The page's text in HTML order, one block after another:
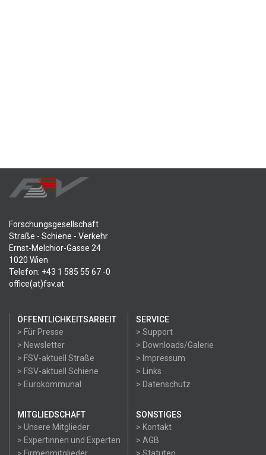
Forschungsgesellschaft
Straße - Schiene - Verkehr
Ernst-Melchior-Gasse 24
1020 Wien
Telefon: +43 1 585 55 67 -0
office(at)fsv.at
ÖFFENTLICHKEITSARBEIT
> Für Presse
> Newsletter
> FSV-aktuell Straße
> FSV-aktuell Schiene
> Eurokommunal
SERVICE
> Support
> Downloads/Galerie
> Impressum
> Links
> Datenschutz
MITGLIEDSCHAFT
> Unsere Mitglieder
> Expertinnen und Experten
SONSTIGES
> Kontakt
> AGB